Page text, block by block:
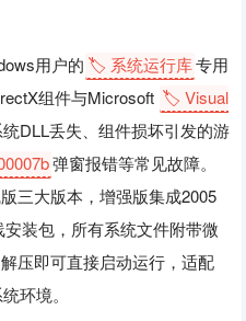
用户的 🏷️ 系统运行库专用
组件与Microsoft 🏷️ Visual
DLL丢失、组件损坏引发的游
弹窗报错等常见故障。
三大版本，增强版集成2005
安装包，所有系统文件附带微
压即可直接启动运行，适配
环境。